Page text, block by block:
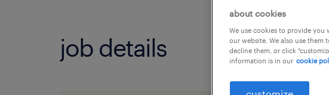
job details
about cookies
We use cookies to provide
our website. We also use them
decline them, or click
information is in our cookie